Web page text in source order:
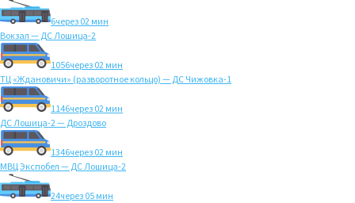
6через 02 мин
Вокзал — ДС Лошица-2
1056через 02 мин
ТЦ «Ждановичи» (разворотное кольцо) — ДС Чижовка-1
1146через 02 мин
ДС Лошица-2 — Дроздово
1346через 02 мин
МВЦ Экспобел — ДС Лошица-2
24через 05 мин